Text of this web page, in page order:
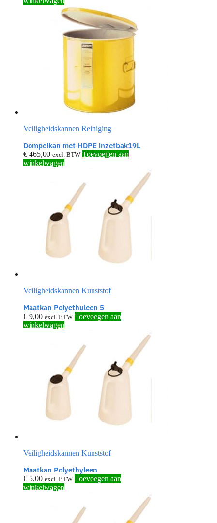
Veiligheidskannen Reiniging
Dompelkan met HDPE inzetbak19L
€ 465,00 excl. BTW Toevoegen aan
winkelwagen
Veiligheidskannen Kunststof
Maatkan Polyethuleen 5
€ 9,00 excl. BTW Toevoegen aan
winkelwagen
Veiligheidskannen Kunststof
Maatkan Polyethyleen
€ 5,00 excl. BTW Toevoegen aan
winkelwagen